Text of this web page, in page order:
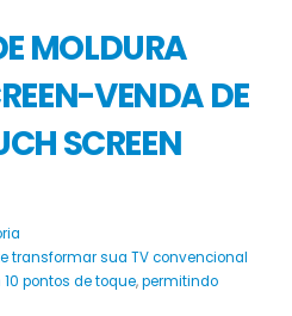
MOLDURA
VENDA DE
SCREEN
transformar sua TV convencional
pontos de toque,permitindo